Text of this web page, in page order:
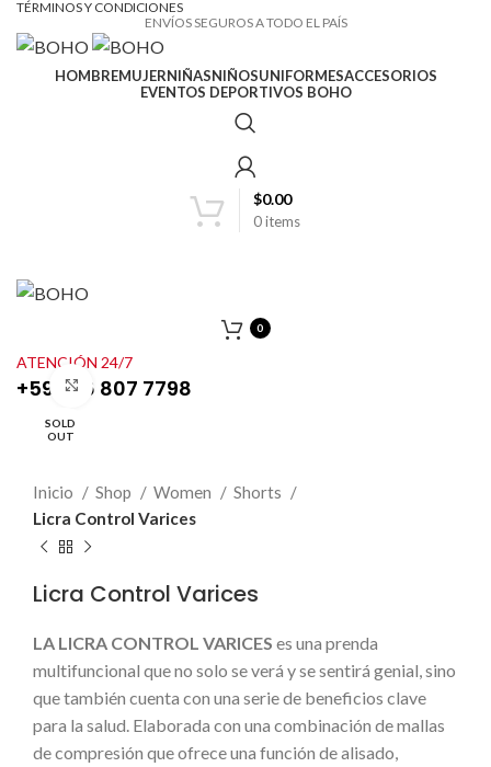
TÉRMINOS Y CONDICIONES
ENVÍOS SEGUROS A TODO EL PAÍS
HOMBREMUJERNIÑASNIÑOSUNIFORMESACCESORIOS
EVENTOS DEPORTIVOS BOHO
0items
$0.00
0
ATENCIÓN 24/7
+593 96 807 7798
SOLD
OUT
Click to enlarge
Inicio Shop Women
Shorts
Licra Control Varices
Licra Control Varices
LA LICRA CONTROL VARICES es una prenda
multifuncional que no solo se verá y se sentirá genial, sino
que también cuenta con una serie de beneficios clave
para la salud. Elaborada con una combinación de mallas
de compresión que ofrece una función de alisado,